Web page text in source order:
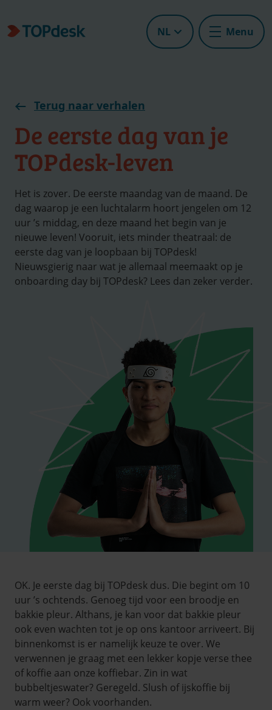
NL Menu
Terug naar verhalen
De eerste dag van je
TOPdesk-leven
Het is zover. De eerste maandag van de maand. De
dag waarop je een luchtalarm hoort jengelen om 12
uur ’s middag, en deze maand het begin van je
nieuwe leven! Vooruit, iets minder theatraal: de
eerste dag van je loopbaan bij TOPdesk!
Nieuwsgierig naar wat je allemaal meemaakt op je
onboarding day bij TOPdesk? Lees dan zeker verder.
OK. Je eerste dag bij TOPdesk dus. Die begint om 10
uur ’s ochtends. Genoeg tijd voor een broodje en
bakkie pleur. Althans, je kan voor dat bakkie pleur
ook even wachten tot je op ons kantoor arriveert. Bij
binnenkomst is er namelijk keuze te over. We
verwennen je graag met een lekker kopje verse thee
of koffie aan onze koffiebar. Zin in wat
bubbeltjeswater? Geregeld. Slush of ijskoffie bij
warm weer? Ook voorhanden.